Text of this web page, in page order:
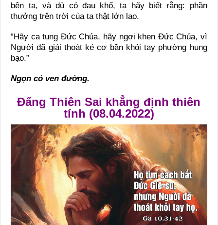
bên ta, và dù có đau khổ, ta hãy biết rằng: phần
thưởng trên trời của ta thật lớn lao.
“Hãy ca tụng Đức Chúa, hãy ngợi khen Đức Chúa, vì
Người đã giải thoát kẻ cơ bần khỏi tay phường hung
bạo.”
Ngọn cỏ ven đường.
Đấng Thiên Sai khẳng định thiên
tính (08.04.2022)